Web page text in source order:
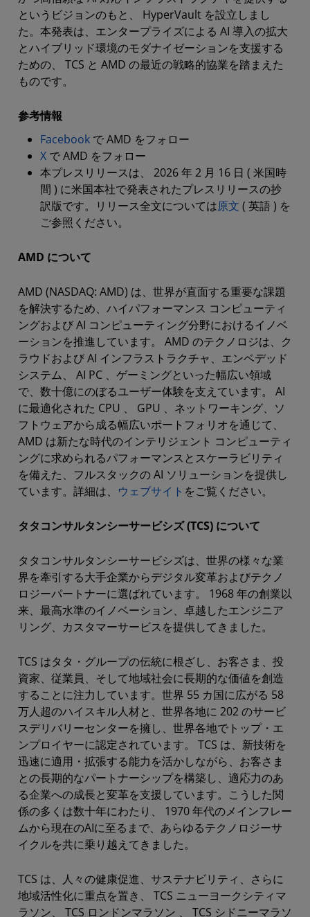
というビジョンのもと、 HyperVault を設立しまし
た。本発表は、エンタープライズによる AI 導入の拡大
とハイブリッド環境のモダナイゼーションを支援する
ための、 TCS と AMD の最近の戦略的協業を踏まえた
ものです。
参考情報
Facebook で AMD をフォロー
X で AMD をフォロー
本プレスリリースは、 2026 年 2 月 16 日 ( 米国時
間 ) に米国本社で発表されたプレスリリースの抄
訳版です。リリース全文については原文 ( 英語 ) を
ご参照ください。
AMD について
AMD (NASDAQ: AMD) は、世界が直面する重要な課題
を解決するため、ハイパフォーマンス コンピューティ
ングおよび AI コンピューティング分野におけるイノベ
ーションを推進しています。 AMD のテクノロジは、ク
ラウドおよび AI インフラストラクチャ、エンベデッド
システム、 AI PC 、ゲーミングといった幅広い領域
で、数十億にのぼるユーザー体験を支えています。 AI
に最適化された CPU 、 GPU 、ネットワーキング、ソ
フトウェアから成る幅広いポートフォリオを通じて、
AMD は新たな時代のインテリジェント コンピューティ
ングに求められるパフォーマンスとスケーラビリティ
を備えた、フルスタックの AI ソリューションを提供し
ています。詳細は、 ウェブサイト をご覧ください。
タタコンサルタンシーサービシズ (TCS) について
タタコンサルタンシーサービシズは、世界の様々な業
界を牽引する大手企業からデジタル変革およびテクノ
ロジーパートナーに選ばれています。 1968 年の創業以
来、最高水準のイノベーション、卓越したエンジニア
リング、カスタマーサービスを提供してきました。
TCS はタタ・グループの伝統に根ざし、お客さま、投
資家、従業員、そして地域社会に長期的な価値を創造
することに注力しています。世界 55 カ国に広がる 58
万人超のハイスキル人材と、世界各地に 202 のサービ
スデリバリーセンターを擁し、世界各地でトップ・エ
ンプロイヤーに認定されています。 TCS は、新技術を
迅速に適用・拡張する能力を活かしながら、お客さま
との長期的なパートナーシップを構築し、適応力のあ
る企業への成長と変革を支援しています。こうした関
係の多くは数十年にわたり、 1970 年代のメインフレー
ムから現在のAIに至るまで、あらゆるテクノロジーサ
イクルを共に乗り越えてきました。
TCS は、人々の健康促進、サステナビリティ、さらに
地域活性化に重点を置き、 TCS ニューヨークシティマ
ラソン、 TCS ロンドンマラソン 、 TCS シドニーマラソ